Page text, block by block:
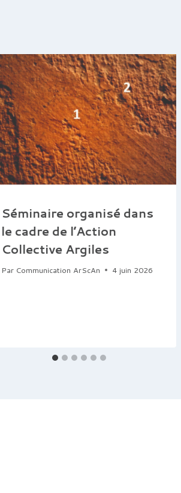
Séminaire organisé dans
le cadre de l’Action
Collective Argiles
Par Communication ArScAn 4 juin 2026